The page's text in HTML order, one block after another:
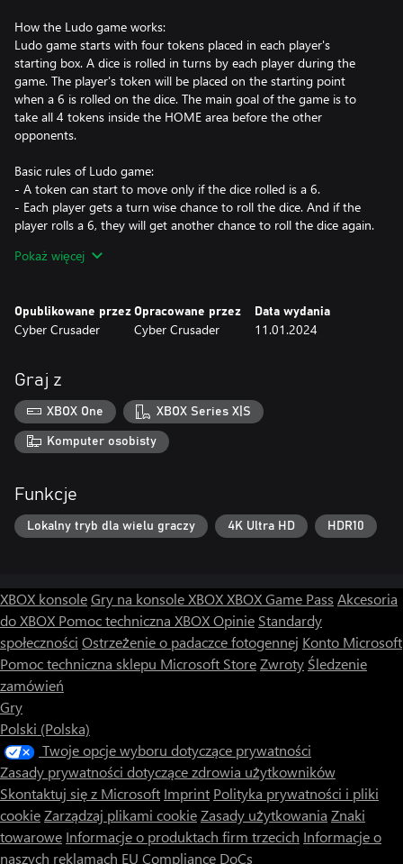
How the Ludo game works:
Ludo game starts with four tokens placed in each player's
starting box. A dice is rolled in turns by each player during the
game. The player's token will be placed on the starting point
when a 6 is rolled on the dice. The main goal of the game is to
take all 4 tokens inside the HOME area before the other
opponents.
Basic rules of Ludo game:
- A token can start to move only if the dice rolled is a 6.
- Each player gets a turn wise chance to roll the dice. And if the
player rolls a 6, they will get another chance to roll the dice again.
game.
- Knocking out an other's token will give you an extra chance to
roll the dice again.
Enjoy playing the best offline version of the Ludo game anytime
on your PC / XBOX with your friends and family. The online
multiplayer version of this game is coming soon, so stay tuned.
We hope you enjoy playing this Ludo.
Please send us your feedback, and we'll try to improve the game
performance as per your requirements.
Thank you for playing Ludo, and do check out our other games.
Pokaż więcej
Opublikowane przez
Cyber Crusader
Opracowane przez
Cyber Crusader
Data wydania
11.01.2024
Graj z
XBOX One XBOX Series X|S
Komputer osobisty
Funkcje
Lokalny tryb dla wielu graczy 4K Ultra HD HDR10
XBOX konsoleGry na konsole XBOXXBOX Game Pass Akcesoria
do XBOX Pomoc techniczna XBOXOpinie Standardy
społeczności Ostrzeżenie o padaczce fotogennej Konto Microsoft
Pomoc techniczna sklepu Microsoft StoreZwroty Śledzenie
zamówień
Gry
Polski (Polska)
Twoje opcje wyboru dotyczące prywatności
Zasady prywatności dotyczące zdrowia użytkowników
Skontaktuj się z Microsoft Imprint Polityka prywatności i pliki
cookieZarządzaj plikami cookieZasady użytkowania Znaki
towarowe Informacje o produktach firm trzecich Informacje o
naszych reklamach EU Compliance DoCs